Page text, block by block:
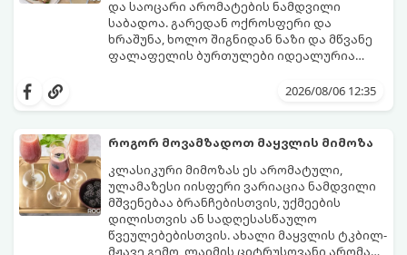
და საოცარი არომატების ნამდვილი
საბადოა. გარედან ოქროსფერი და
ხრაშუნა, ხოლო შიგნიდან ნაზი და მწვანე
ფალაფელის ბურთულები იდეალურია
სალათებთან ერთად ან ტახინის (სესამის)
მდგომარეობს, რომ გამოიყენება
შეწვისას ფორმა იდეალურად შეინარჩუნოს
და არ დაიშალოს.
მომზადების დრო: 20 წუთი (დამატებით
მუხუდოს ჩალბობის დრო: 12-24 საათი)
შეწვის დრო: 10–15 წუთი ულუფა: 20–24 ცალი
ბურთულა (4–6 პორცია)
2026/08/06 12:35
როგორ მოვამზადოთ მაყვლის მიმოზა
კლასიკური მიმოზას ეს არომატული,
ულამაზესი იისფერი ვარიაცია ნამდვილი
მშვენებაა ბრანჩებისთვის, უქმეების
დილისთვის ან სადღესასწაულო
წვეულებებისთვის. ახალი მაყვლის ტკბილ-
მჟავე გემო, ლაიმის ციტრუსოვანი არომატი